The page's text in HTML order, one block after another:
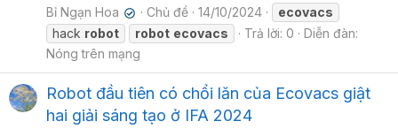
Bỉ Ngạn Hoa ✔ Chủ đề 14/10/2024
ecovacs
hack robot robot ecovacs Trả lời: 0
Diễn đàn:
Nóng trên mạng
Robot đầu tiên có chổi lăn của Ecovacs giật
hai giải sáng tạo ở IFA 2024